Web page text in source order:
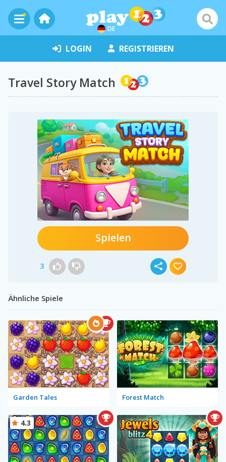
DE
LOGIN REGISTRIEREN
Travel Story Match
Spielen
3
Ähnliche Spiele
Garden Tales Forest Match
4.3